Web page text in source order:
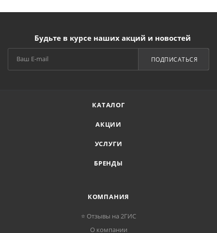
Будьте в курсе наших акций и новостей
ПОДПИСАТЬСЯ
КАТАЛОГ
АКЦИИ
УСЛУГИ
БРЕНДЫ
КОМПАНИЯ
⭐ Отзывы на 2ГИС
О компании